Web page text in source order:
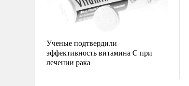
Ученые подтвердили
эффективность витамина C при
лечении рака